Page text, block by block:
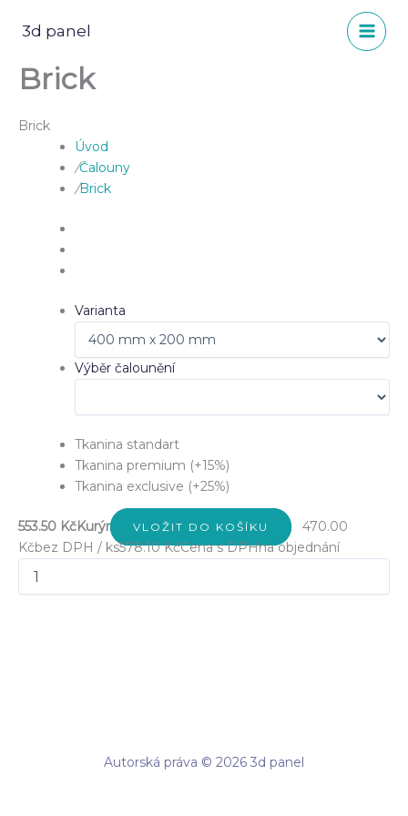
3d panel
Brick
Brick
Úvod
/Čalouny
/Brick
Varianta
Výběr čalounění
Tkanina standart
Tkanina premium (+15%)
Tkanina exclusive (+25%)
553.50 KčKurýr VLOŽIT DO KOŠÍKU
470.00
Kčbez DPH / ks578.10 KčCena s DPHna objednání
Autorská práva © 2026 3d panel